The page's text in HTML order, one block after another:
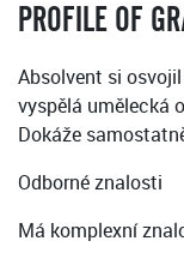
PROFILE OF
Absolvent si
vyspělá umělecká
Dokáže
Odborné znalosti
Má komplexní